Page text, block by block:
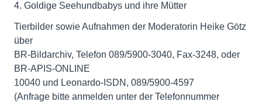
4. Goldige Seehundbabys und ihre Mütter
Tierbilder sowie Aufnahmen der Moderatorin Heike Götz
über
BR-Bildarchiv, Telefon 089/5900-3040, Fax-3248, oder
BR-APIS-ONLINE
10040 und Leonardo-ISDN, 089/5900-4597
(Anfrage bitte anmelden unter der Telefonnummer